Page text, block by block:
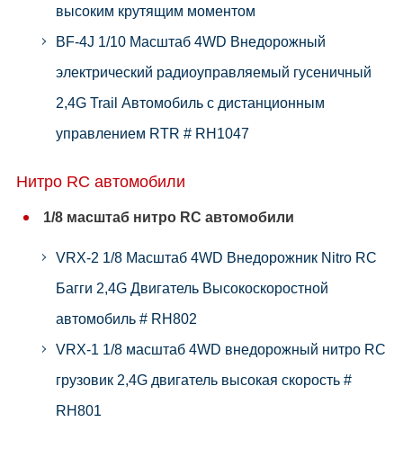
высоким крутящим моментом
BF-4J 1/10 Масштаб 4WD Внедорожный
электрический радиоуправляемый гусеничный
2,4G Trail Автомобиль с дистанционным
управлением RTR # RH1047
Нитро RC автомобили
1/8 масштаб нитро RC автомобили
VRX-2 1/8 Масштаб 4WD Внедорожник Nitro RC
Багги 2,4G Двигатель Высокоскоростной
автомобиль # RH802
VRX-1 1/8 масштаб 4WD внедорожный нитро RC
грузовик 2,4G двигатель высокая скорость #
RH801